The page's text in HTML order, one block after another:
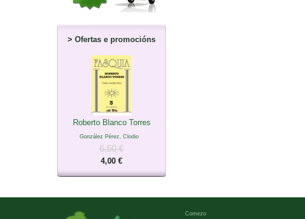
> Ofertas e promocións
Roberto Blanco Torres
González Pérez, Clodio
6,50 €
4,00 €
Comezo